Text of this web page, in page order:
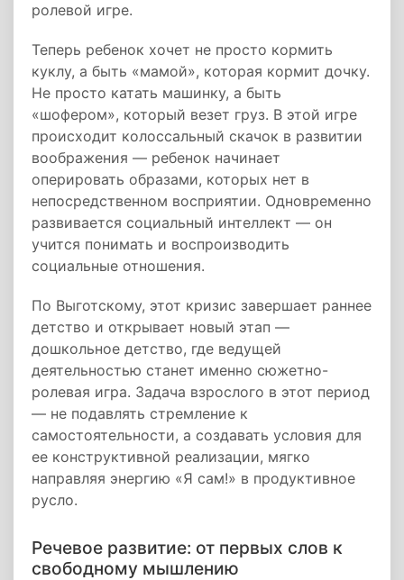
ролевой игре.
Теперь ребенок хочет не просто кормить
куклу, а быть «мамой», которая кормит дочку.
Не просто катать машинку, а быть
«шофером», который везет груз. В этой игре
происходит колоссальный скачок в развитии
воображения — ребенок начинает
оперировать образами, которых нет в
непосредственном восприятии. Одновременно
развивается социальный интеллект — он
учится понимать и воспроизводить
социальные отношения.
По Выготскому, этот кризис завершает раннее
детство и открывает новый этап —
дошкольное детство, где ведущей
деятельностью станет именно сюжетно-
ролевая игра. Задача взрослого в этот период
— не подавлять стремление к
самостоятельности, а создавать условия для
ее конструктивной реализации, мягко
направляя энергию «Я сам!» в продуктивное
русло.
Речевое развитие: от первых слов к
свободному мышлению